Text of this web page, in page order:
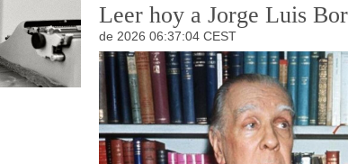
Leer hoy a Jorge Luis
de 2026 06:37:04 CEST